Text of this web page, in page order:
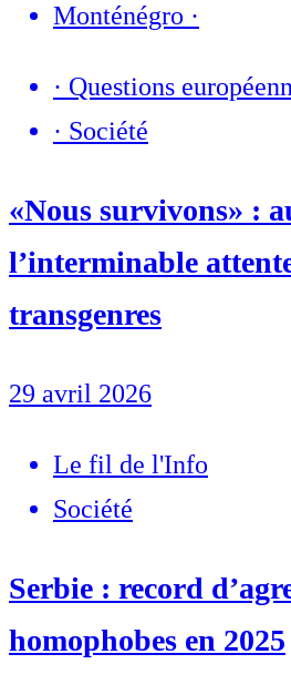
Monténégro ·
· Questions
· Société
«Nous survivons» :
l’interminable
transgenres
29 avril 2026
Le fil de l'Info
Société
Serbie : record
homophobes en 2025